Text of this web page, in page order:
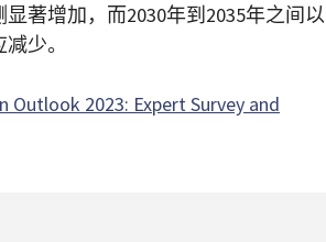
著增加，而2030年到2035年之间以
少。
Outlook 2023: Expert Survey and